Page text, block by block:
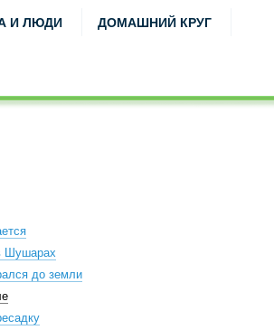
И ЛЮДИ ДОМАШНИЙ КРУГ
Шушарах
до земли